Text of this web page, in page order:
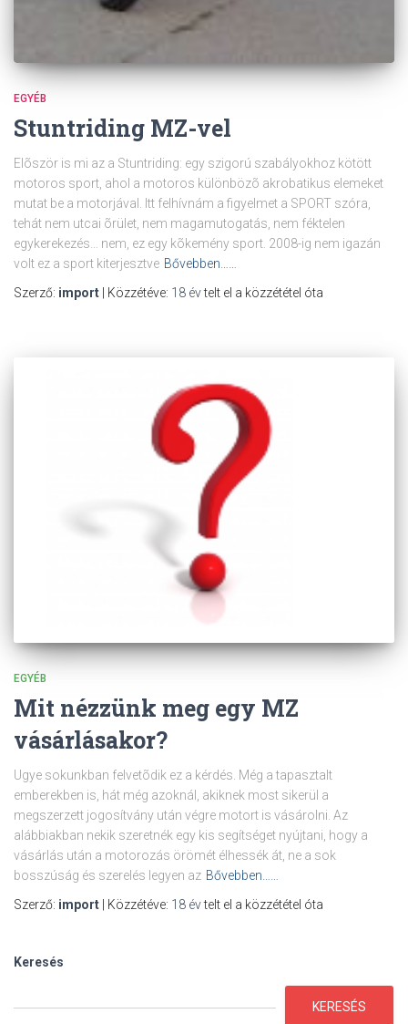
EGYÉB
Stuntriding MZ-vel
Elõször is mi az a Stuntriding: egy szigorú szabályokhoz kötött
motoros sport, ahol a motoros különbözõ akrobatikus elemeket
mutat be a motorjával. Itt felhívnám a figyelmet a SPORT szóra,
tehát nem utcai õrület, nem magamutogatás, nem féktelen
egykerekezés… nem, ez egy kõkemény sport. 2008-ig nem igazán
volt ez a sport kiterjesztve Bővebben……
Szerző: import | Közzétéve: 18 évtelt el a közzététel óta
EGYÉB
Mit nézzünk meg egy MZ
vásárlásakor?
Ugye sokunkban felvetõdik ez a kérdés. Még a tapasztalt
emberekben is, hát még azoknál, akiknek most sikerül a
megszerzett jogosítvány után végre motort is vásárolni. Az
alábbiakban nekik szeretnék egy kis segítséget nyújtani, hogy a
vásárlás után a motorozás örömét élhessék át, ne a sok
bosszúság és szerelés legyen az Bővebben……
Szerző: import | Közzétéve: 18 évtelt el a közzététel óta
Keresés
KERESÉS